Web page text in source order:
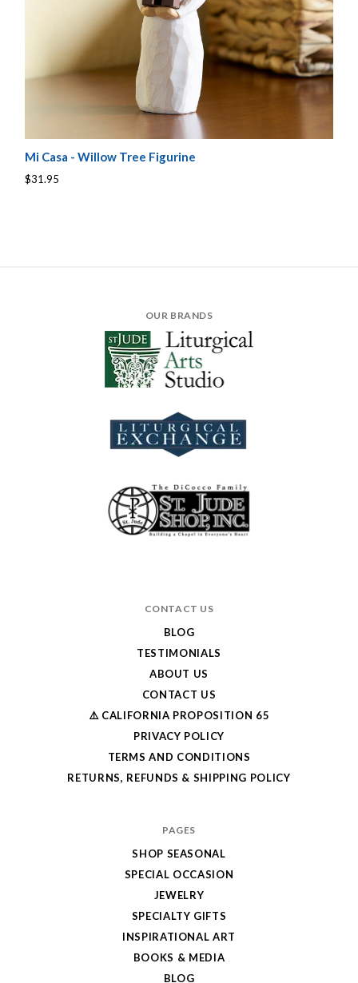
Mi Casa - Willow Tree Figurine
$31.95
OUR BRANDS
CONTACT US
BLOG
TESTIMONIALS
ABOUT US
CONTACT US
⚠️ CALIFORNIA PROPOSITION 65
PRIVACY POLICY
TERMS AND CONDITIONS
RETURNS, REFUNDS & SHIPPING POLICY
PAGES
SHOP SEASONAL
SPECIAL OCCASION
JEWELRY
SPECIALTY GIFTS
INSPIRATIONAL ART
BOOKS & MEDIA
BLOG